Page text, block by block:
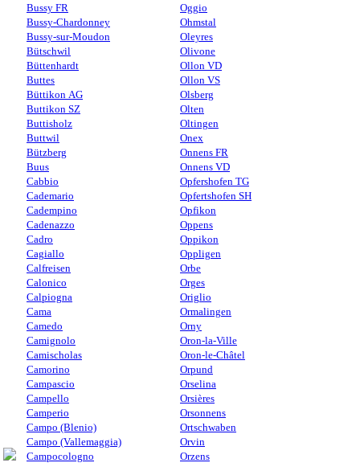
Bussy FR
Bussy-Chardonney
Bussy-sur-Moudon
Bütschwil
Büttenhardt
Buttes
Büttikon AG
Buttikon SZ
Buttisholz
Buttwil
Bützberg
Buus
Cabbio
Cademario
Cadempino
Cadenazzo
Cadro
Cagiallo
Calfreisen
Calonico
Calpiogna
Cama
Camedo
Camignolo
Camischolas
Camorino
Campascio
Campello
Camperio
Campo (Blenio)
Campo (Vallemaggia)
Campocologno
Oggio
Ohmstal
Oleyres
Olivone
Ollon VD
Ollon VS
Olsberg
Olten
Oltingen
Onex
Onnens FR
Onnens VD
Opfershofen TG
Opfertshofen SH
Opfikon
Oppens
Oppikon
Oppligen
Orbe
Orges
Origlio
Ormalingen
Orny
Oron-la-Ville
Oron-le-Châtel
Orpund
Orselina
Orsières
Orsonnens
Ortschwaben
Orvin
Orzens